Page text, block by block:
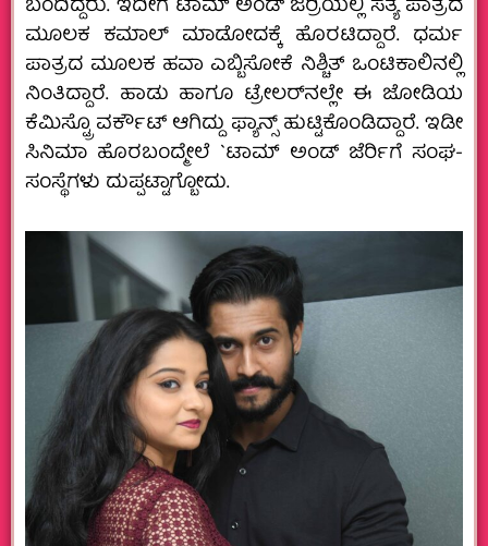
ಮೂಲಕ ಕಮಾಲ್ ಮಾಡೋದಕ್ಕೆ ಹೊರಟಿದ್ದಾರೆ. ಧರ್ಮ
ಪಾತ್ರದ ಮೂಲಕ ಹವಾ ಎಬ್ಬಿಸೋಕೆ ನಿಶ್ಚಿತ್ ಒಂಟಿಕಾಲಿನಲ್ಲಿ
ನಿಂತಿದ್ದಾರೆ. ಹಾಡು ಹಾಗೂ ಟ್ರೇಲರ್‌ನಲ್ಲೇ ಈ ಜೋಡಿಯ
ಕೆಮಿಸ್ಟ್ರೊ ವರ್ಕೌಟ್ ಆಗಿದ್ದು ಫ್ಯಾನ್ಸ್ ಹುಟ್ಟಿಕೊಂಡಿದ್ದಾರೆ. ಇಡೀ
ಸಿನಿಮಾ ಹೊರಬಂದ್ಮೇಲೆ `ಟಾಮ್ ಅಂಡ್ ಜೆರ್ರಿಗೆ ಸಂಘ-
ಸಂಸ್ಥೆಗಳು ದುಪ್ಪಟ್ಟಾಗ್ಬೋದು.